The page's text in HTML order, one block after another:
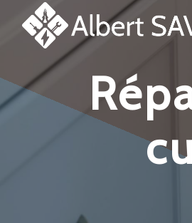
réparation et dépannage plaque de
Panneau de gestion des cookies